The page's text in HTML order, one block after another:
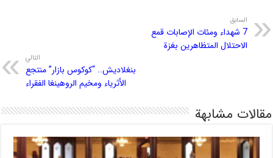
السابق
7 شهداء ومئات الإصابات قمع
الاحتلال المتظاهرين بغزة
التالي
بنغلاديش.. “كوكوس بازار” منتجع
الأثرياء ومخيم الروهينغا الفقراء
مقالات مشابهة